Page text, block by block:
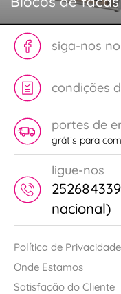
siga-nos
condições
portes de
grátis para
ligue-nos
nacional)
Política de
Onde Estamos
Satisfação do Cliente